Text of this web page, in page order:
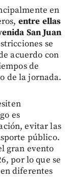
en
entre ellas
San Juan
se
acuerdo con
de
de la jornada.
es
evitar las
público.
gran evento
por lo que se
diferentes